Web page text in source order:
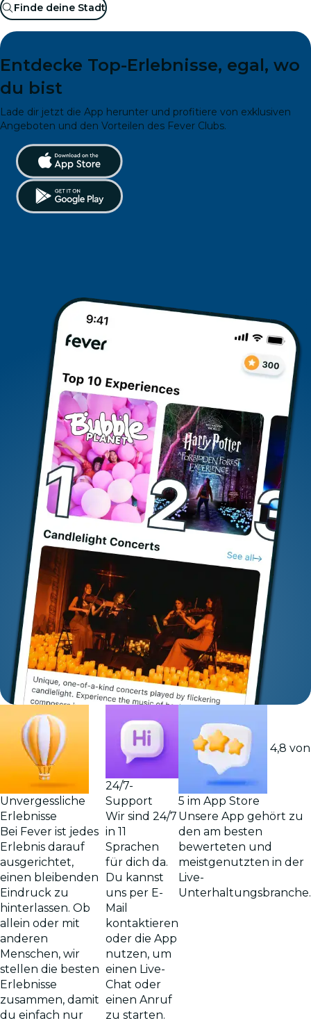
Finde deine Stadt
Entdecke Top-Erlebnisse, egal, wo
du bist
Lade dir jetzt die App herunter und profitiere von exklusiven
Angeboten und den Vorteilen des Fever Clubs.
Unvergessliche
Erlebnisse
Bei Fever ist jedes
Erlebnis darauf
ausgerichtet,
einen bleibenden
Eindruck zu
hinterlassen. Ob
allein oder mit
anderen
Menschen, wir
stellen die besten
Erlebnisse
zusammen, damit
du einfach nur
24/7-
Support
Wir sind 24/7
in 11
Sprachen
für dich da.
Du kannst
uns per E-
Mail
kontaktieren
oder die App
nutzen, um
einen Live-
Chat oder
einen Anruf
zu starten.
4,8 von
5 im App Store
Unsere App gehört zu
den am besten
bewerteten und
meistgenutzten in der
Live-
Unterhaltungsbranche.